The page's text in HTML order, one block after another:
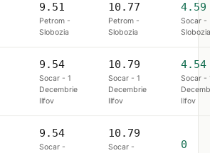
9.51
Petrom -
Slobozia
10.77
Petrom -
Slobozia
4.59
Socar -
Slobozia
9.54
Socar - 1
Decembrie
Ilfov
10.79
Socar - 1
Decembrie
Ilfov
4.54
Socar -
Ilfov
9.54
Socar -
10.79
Socar -
0